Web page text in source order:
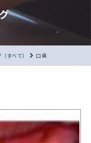
すべて） 口臭